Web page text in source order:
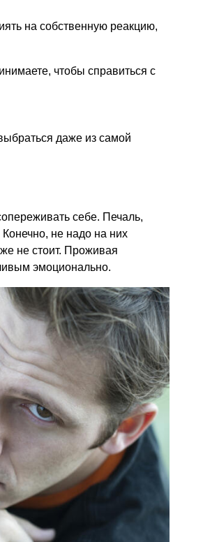
на собственную реакцию,
чтобы справиться с
даже из самой
себе. Печаль,
не надо на них
не стоит. Проживая
эмоционально.